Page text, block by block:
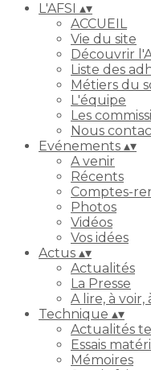
L'AFSI ▴▾
ACCUEIL
Vie du site
Découvrir
Liste des
Métiers du
L'équipe
Les
Nous
Evénements ▴▾
A venir
Récents
Comptes-
Photos
Vidéos
Vos idées
Actus ▴▾
Actualités
La Presse
A lire, à voir,
Technique ▴▾
Actualités
Essais
Mémoires